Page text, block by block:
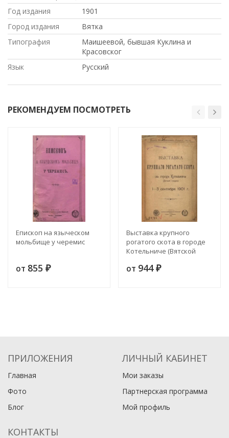
Год издания
1901
Город издания
Вятка
Типография
Маишеевой, бывшая Куклина и
Красовског
Язык
Русский
РЕКОМЕНДУЕМ ПОСМОТРЕТЬ
Епископ на языческом
мольбище у черемис
от 855 ₽
Выставка крупного
рогатого скота в городе
Котельниче (Вятской
1901 года
от 944 ₽
ПРИЛОЖЕНИЯ
Главная
Фото
Блог
ЛИЧНЫЙ КАБИНЕТ
Мои заказы
Партнерская программа
Мой профиль
КОНТАКТЫ